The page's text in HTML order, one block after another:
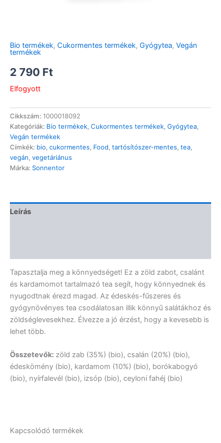
Bio termékek, Cukormentes termékek, Gyógytea, Vegán
termékek
2 790 Ft
Elfogyott
Cikkszám: 1000018092
Kategóriák: Bio termékek, Cukormentes termékek, Gyógytea,
Vegán termékek
Címkék: bio, cukormentes, Food, tartósítószer-mentes, tea,
vegán, vegetáriánus
Márka: Sonnentor
Leírás
Tapasztalja meg a könnyedséget! Ez a zöld zabot, csalánt
és kardamomot tartalmazó tea segít, hogy könnyednek és
nyugodtnak érezd magad. Az édeskés-fűszeres és
gyógynövényes tea csodálatosan illik könnyű salátákhoz és
zöldséglevesekhez. Élvezze a jó érzést, hogy a kevesebb is
lehet több.
Összetevők: zöld zab (35%) (bio), csalán (20%) (bio),
édeskömény (bio), kardamom (10%) (bio), borókabogyó
(bio), nyírfalevél (bio), izsóp (bio), ceyloni fahéj (bio)
Kapcsolódó termékek